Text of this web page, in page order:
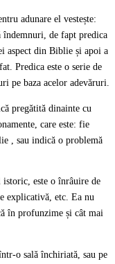
adunare el vestește:
îndemnuri, de fapt predica
aspect din Biblie și apoi a
Predica este o serie de
pe baza acelor adevăruri.
pregătită dinainte cu
care este: fie
, sau indică o problemă
este o înrâuire de
explicativă, etc. Ea nu
în profunzime și cât mai
o sală închiriată, sau pe